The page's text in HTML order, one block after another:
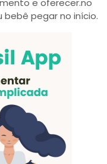
e oferecer.no
pegar no início.